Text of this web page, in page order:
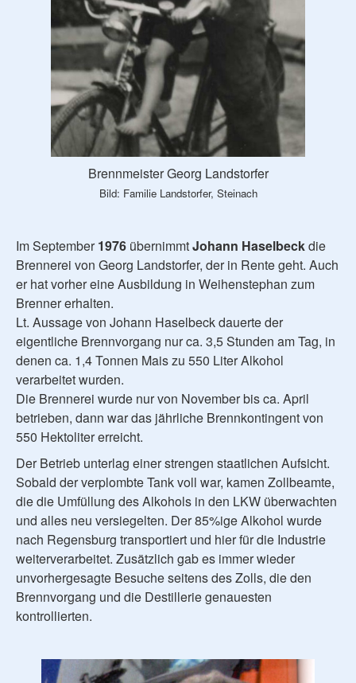
Brennmeister Georg Landstorfer
Bild: Familie Landstorfer, Steinach
Im September1976 übernimmtJohann Haselbeckdie
Brennerei von Georg Landstorfer, der in Rente geht. Auch
er hat vorher eine Ausbildung in Weihenstephan zum
Brenner erhalten.
Lt. Aussage von Johann Haselbeck dauerte der
eigentliche Brennvorgang nur ca. 3,5 Stunden am Tag, in
denen ca. 1,4 Tonnen Mais zu 550 Liter Alkohol
verarbeitet wurden.
Die Brennerei wurde nur von November bis ca. April
betrieben, dann war das jährliche Brennkontingent von
550 Hektoliter erreicht.
Der Betrieb unterlag einer strengen staatlichen Aufsicht.
Sobald der verplombte Tank voll war, kamen Zollbeamte,
die die Umfüllung des Alkohols in den LKW überwachten
und alles neu versiegelten. Der 85%ige Alkohol wurde
nach Regensburg transportiert und hier für die Industrie
weiterverarbeitet. Zusätzlich gab es immer wieder
unvorhergesagte Besuche seitens des Zolls, die den
Brennvorgang und die Destillerie genauesten
kontrollierten.